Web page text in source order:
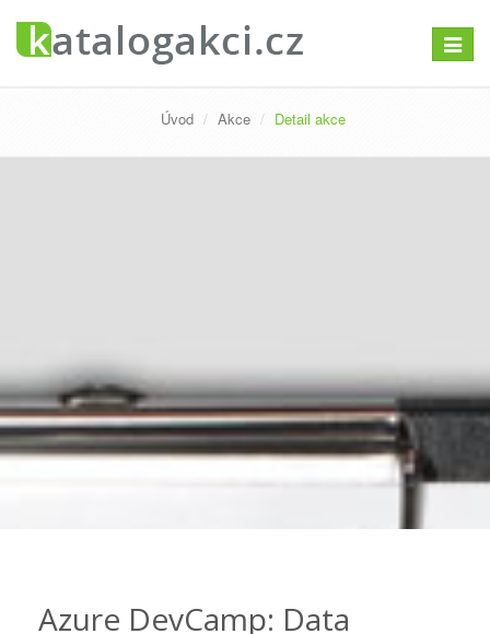
Úvod Akce Detail akce
Azure DevCamp: Data